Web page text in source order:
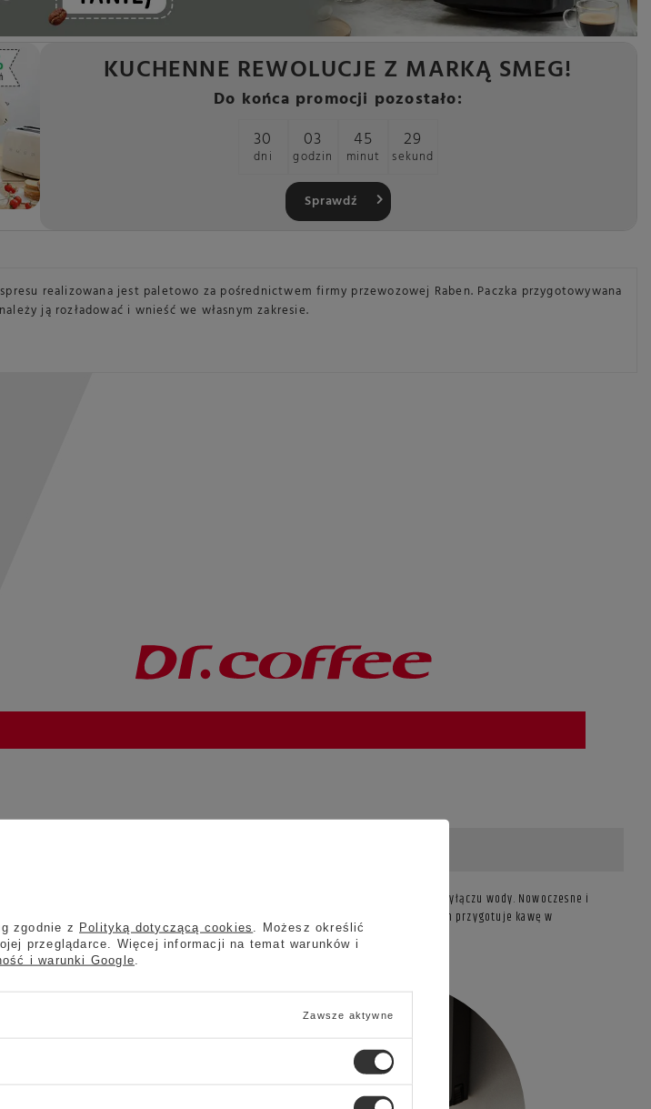
KUCHENNE REWOLUCJE Z MARKĄ SMEG!
Do końca promocji pozostało:
30
dni
03
godzin
45
minut
28
sekund
Sprawdź
realizowana jest paletowo za pośrednictwem firmy przewozowej Raben. Paczka przygotowywana
ją rozładować i wnieść we własnym zakresie.
mobilnych i stacjonarnych dzięki wbudowanemu zbiornikowi oraz przyłączu wody. Nowoczesne i
kawiarniach, stacjach paliw, restauracjach, hotelach i salach konferencyjnych przygotuje kawę w
na produkty instant.
zgodnie z Polityką dotyczącą cookies
. Możesz określić
przeglądarce. Więcej informacji na temat warunków i
i warunki Google
Zawsze aktywne